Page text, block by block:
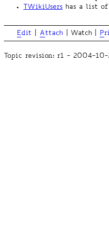
TWikiUsers has a list of
Edit Attach Watch P
Topic revision: r1 - 2004-10-